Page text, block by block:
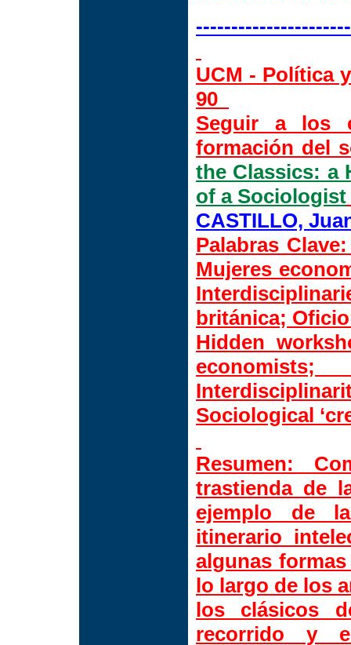
UCM - Política
90
Seguir a los
formación del
the Classics: a
of a Sociologist
CASTILLO,
Palabras Clave
Mujeres
británica;
Hidden
Sociological
Resumen:
trastienda de
ejemplo de
itinerario
algunas
lo largo de los
los clásicos
recorrido y